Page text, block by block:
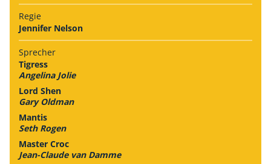
Regie
Jennifer Nelson
Sprecher
Tigress
Angelina Jolie
Lord Shen
Gary Oldman
Mantis
Seth Rogen
Master Croc
Jean-Claude van Damme